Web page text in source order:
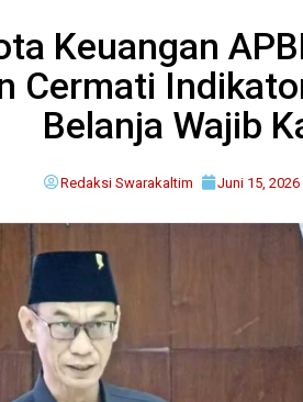
Keuangan
Cermati
Belanja Wajib
Redaksi Swarakaltim Juni 15, 2026